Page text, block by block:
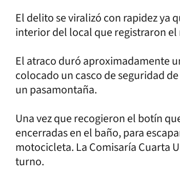
El delito se viralizó con rapidez ya
interior del local que registraron el
El atraco duró aproximadamente
colocado un casco de seguridad
un pasamontaña.
Una vez que recogieron el botín
encerradas en el baño, para
motocicleta. La Comisaría Cuarta
turno.